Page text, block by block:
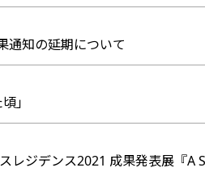
通知の延期について
」
レジデンス2021 成果発表展『